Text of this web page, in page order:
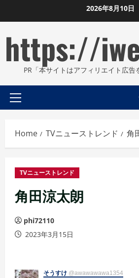
to
2026年8月10日
https://
PR「本サイトはアフィリエイト広告
Primary
Home TVニューストレンド 角
TVニューストレンド
角田涼太朗
phi72110
2023年3月15日
そうすけ @awawawawa1354